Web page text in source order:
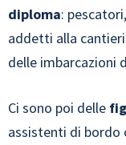
diploma:
addetti alla
delle imbarcazioni
Ci sono poi delle
assistenti di bordo